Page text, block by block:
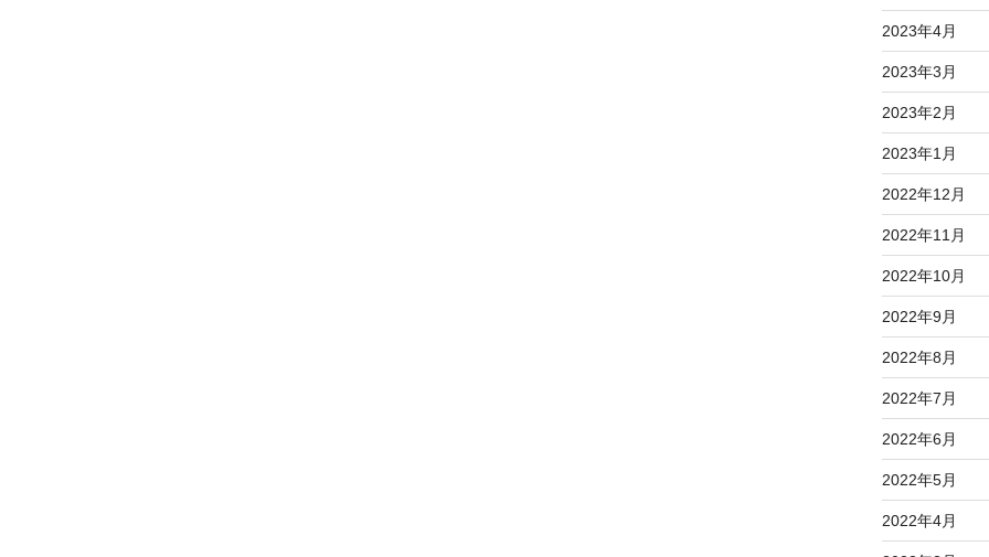
2023年4月
2023年3月
2023年2月
2023年1月
2022年12月
2022年11月
2022年10月
2022年9月
2022年8月
2022年7月
2022年6月
2022年5月
2022年4月